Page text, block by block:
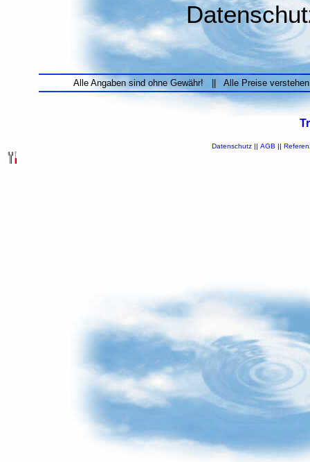
Alle Angaben sind ohne Gewähr! || Alle Preise
Datenschutz|| AGB ||